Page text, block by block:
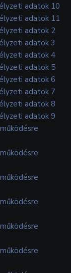
adatok 10
adatok 11
adatok 2
adatok 3
adatok 4
adatok 5
adatok 6
adatok 7
adatok 8
adatok 9